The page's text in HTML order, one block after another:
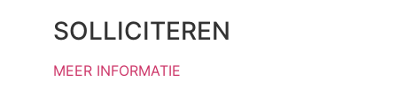
SOLLICITEREN
MEER INFORMATIE